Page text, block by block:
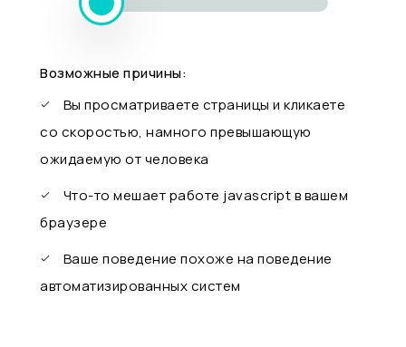
Возможные причины:
Вы просматриваете страницы и кликаете
со скоростью, намного превышающую
ожидаемую от человека
Что-то мешает работе javascript в вашем
браузере
Ваше поведение похоже на поведение
автоматизированных систем